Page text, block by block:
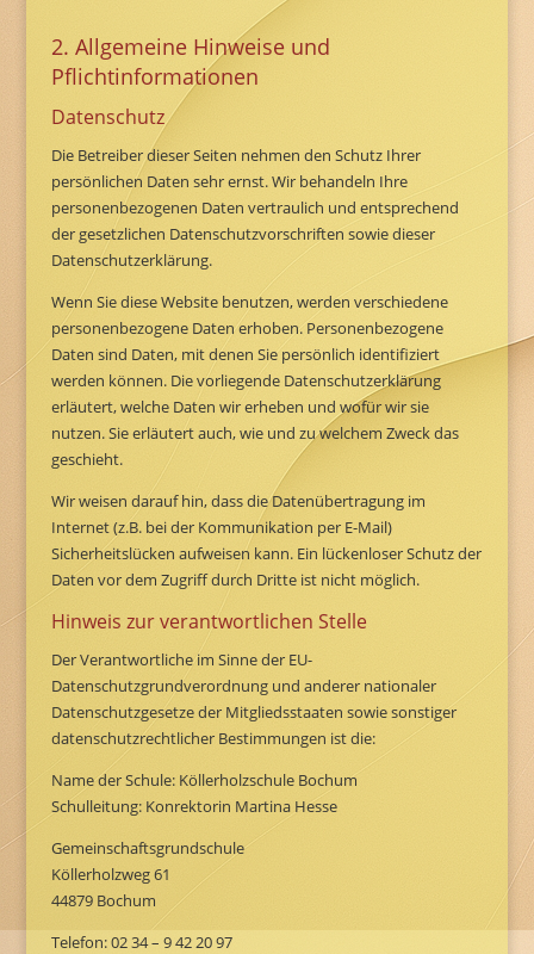
2. Allgemeine Hinweise und
Pflichtinformationen
Datenschutz
Die Betreiber dieser Seiten nehmen den Schutz Ihrer
persönlichen Daten sehr ernst. Wir behandeln Ihre
personenbezogenen Daten vertraulich und entsprechend
der gesetzlichen Datenschutzvorschriften sowie dieser
Datenschutzerklärung.
Wenn Sie diese Website benutzen, werden verschiedene
personenbezogene Daten erhoben. Personenbezogene
Daten sind Daten, mit denen Sie persönlich identifiziert
werden können. Die vorliegende Datenschutzerklärung
erläutert, welche Daten wir erheben und wofür wir sie
nutzen. Sie erläutert auch, wie und zu welchem Zweck das
geschieht.
Wir weisen darauf hin, dass die Datenübertragung im
Internet (z.B. bei der Kommunikation per E-Mail)
Sicherheitslücken aufweisen kann. Ein lückenloser Schutz der
Daten vor dem Zugriff durch Dritte ist nicht möglich.
Hinweis zur verantwortlichen Stelle
Der Verantwortliche im Sinne der EU-
Datenschutzgrundverordnung und anderer nationaler
Datenschutzgesetze der Mitgliedsstaaten sowie sonstiger
datenschutzrechtlicher Bestimmungen ist die:
Name der Schule: Köllerholzschule Bochum
Schulleitung: Konrektorin Martina Hesse
Gemeinschaftsgrundschule
Köllerholzweg 61
44879 Bochum
Telefon: 02 34 – 9 42 20 97